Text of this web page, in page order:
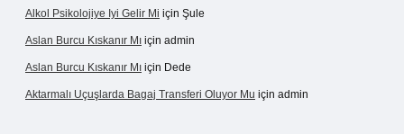
Alkol Psikolojiye Iyi Gelir Mi için Şule
Aslan Burcu Kıskanır Mı için admin
Aslan Burcu Kıskanır Mı için Dede
Aktarmalı Uçuşlarda Bagaj Transferi Oluyor Mu için admin